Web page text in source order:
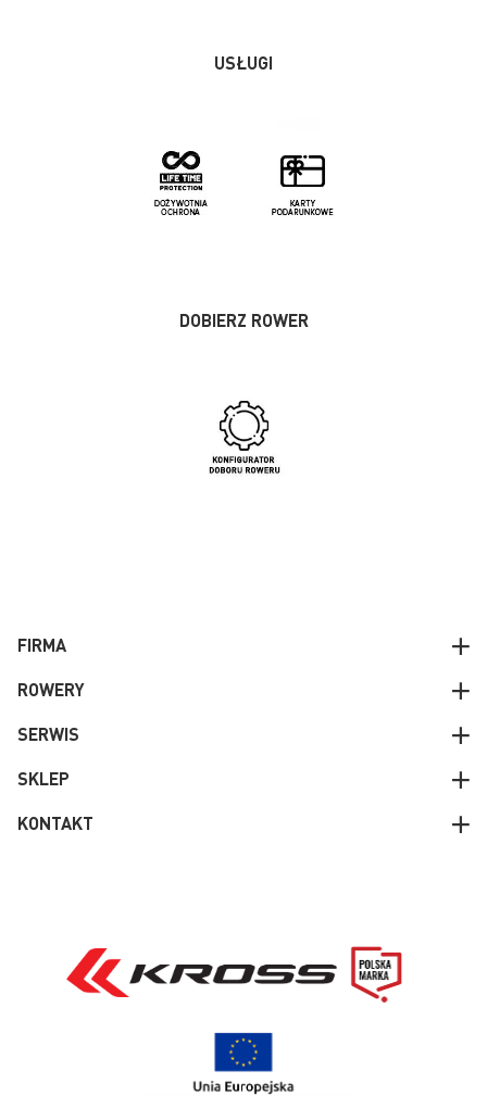
USŁUGI
DOBIERZ ROWER
FIRMA
ROWERY
SERWIS
SKLEP
KONTAKT